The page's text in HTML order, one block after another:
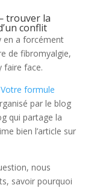
trouver la
conflit
en a forcément
de fibromyalgie,
faire face.
Votre formule
par le blog
qui partage la
bien l’article sur
nous
savoir pourquoi